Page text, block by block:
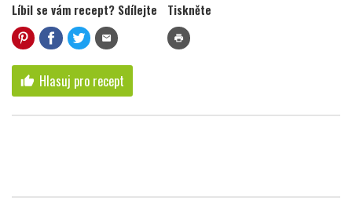
Líbil se vám recept? Sdílejte
mail
Tiskněte
print
thumb_up Hlasuj pro recept